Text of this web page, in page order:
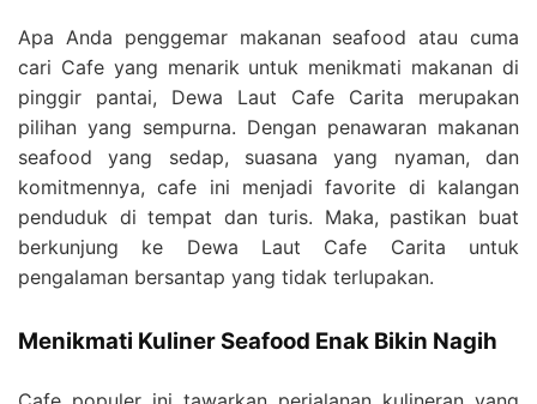
Apa Anda penggemar makanan seafood atau cuma
cari Cafe yang menarik untuk menikmati makanan di
pinggir pantai, Dewa Laut Cafe Carita merupakan
pilihan yang sempurna. Dengan penawaran makanan
seafood yang sedap, suasana yang nyaman, dan
komitmennya, cafe ini menjadi favorite di kalangan
penduduk di tempat dan turis. Maka, pastikan buat
berkunjung ke Dewa Laut Cafe Carita untuk
pengalaman bersantap yang tidak terlupakan.
Menikmati Kuliner Seafood Enak Bikin Nagih